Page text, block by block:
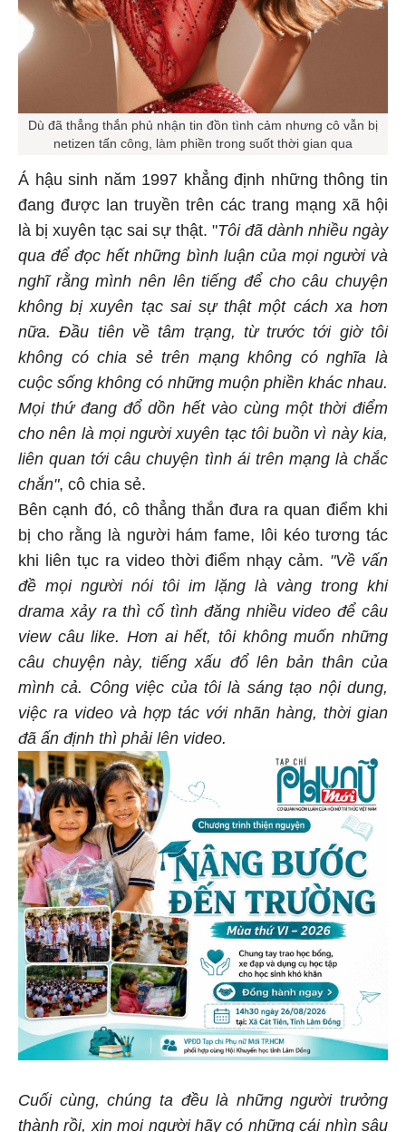
Dù đã thẳng thắn phủ nhận tin đồn tình cảm nhưng cô vẫn bị
netizen tấn công, làm phiền trong suốt thời gian qua
Á hậu sinh năm 1997 khẳng định những thông tin
đang được lan truyền trên các trang mạng xã hội
là bị xuyên tạc sai sự thật. "Tôi đã dành nhiều ngày
qua để đọc hết những bình luận của mọi người và
nghĩ rằng mình nên lên tiếng để cho câu chuyện
không bị xuyên tạc sai sự thật một cách xa hơn
nữa. Đầu tiên về tâm trạng, từ trước tới giờ tôi
không có chia sẻ trên mạng không có nghĩa là
cuộc sống không có những muộn phiền khác nhau.
Mọi thứ đang đổ dồn hết vào cùng một thời điểm
cho nên là mọi người xuyên tạc tôi buồn vì này kia,
liên quan tới câu chuyện tình ái trên mạng là chắc
chắn", cô chia sẻ.
Bên cạnh đó, cô thẳng thắn đưa ra quan điểm khi
bị cho rằng là người hám fame, lôi kéo tương tác
khi liên tục ra video thời điểm nhạy cảm.
"Về vấn
đề mọi người nói tôi im lặng là vàng trong khi
drama xảy ra thì cố tình đăng nhiều video để câu
view câu like. Hơn ai hết, tôi không muốn những
câu chuyện này, tiếng xấu đổ lên bản thân của
mình cả. Công việc của tôi là sáng tạo nội dung,
việc ra video và hợp tác với nhãn hàng, thời gian
đã ấn định thì phải lên video.
Cuối cùng, chúng ta đều là những người trưởng
thành rồi, xin mọi người hãy có những cái nhìn sâu